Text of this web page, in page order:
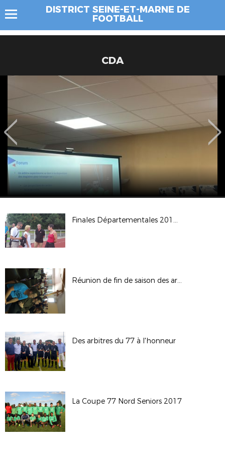
DISTRICT SEINE-ET-MARNE DE
FOOTBALL
CDA
Finales Départementales 2017 à TORCY
Réunion de fin de saison des arbitres
Des arbitres du 77 à l'honneur
La Coupe 77 Nord Seniors 2017